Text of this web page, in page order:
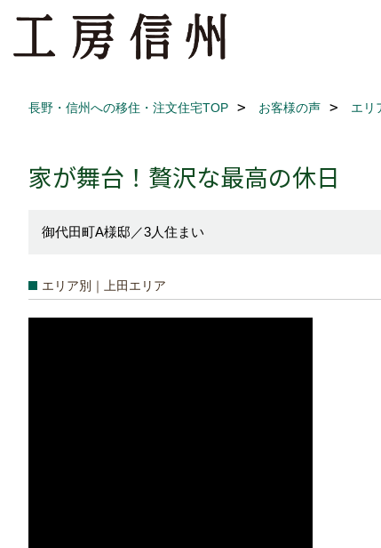
長野・信州への移住・注文住宅TOP お客様の声 エリ
家が舞台！贅沢な最高の休日
御代田町A様邸／3人住まい
エリア別｜上田エリア